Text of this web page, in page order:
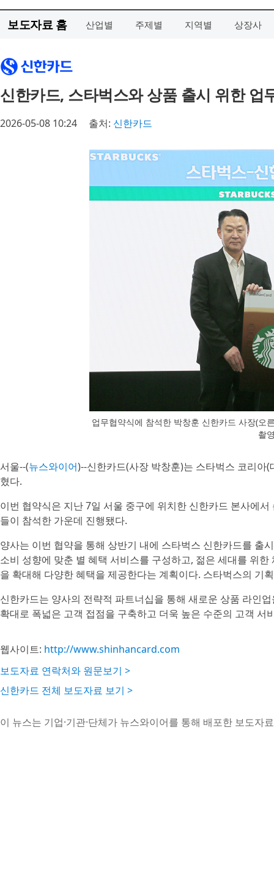
보도자료 홈 산업별 주제별 지역별 상장사
신한카드, 스타벅스와 상품 출시 위한 업
2026-05-08 10:24 출처: 신한카드
업무협약식에 참석한 박창훈 신한카드 사장(오
촬
서울--(뉴스와이어)--신한카드(사장 박창훈)는 스타벅스 코리아
혔다.
이번 협약식은 지난 7일 서울 중구에 위치한 신한카드 본사에
들이 참석한 가운데 진행됐다.
양사는 이번 협약을 통해 상반기 내에 스타벅스 신한카드를 출
소비 성향에 맞춘 별 혜택 서비스를 구성하고, 젊은 세대를 위
을 확대해 다양한 혜택을 제공한다는 계획이다. 스타벅스의 기
신한카드는 양사의 전략적 파트너십을 통해 새로운 상품 라인
확대로 폭넓은 고객 접점을 구축하고 더욱 높은 수준의 고객 서
웹사이트: http://www.shinhancard.com
보도자료 연락처와 원문보기 >
신한카드 전체 보도자료 보기 >
이 뉴스는 기업·기관·단체가 뉴스와이어를 통해 배포한 보도자